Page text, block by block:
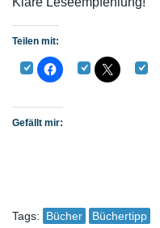
Teilen mit:
Gefällt mir:
Tags: Bücher Büchertipp